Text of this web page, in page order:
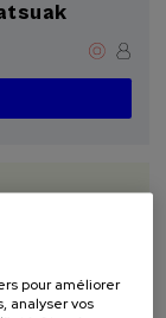
pour améliorer
analyser vos